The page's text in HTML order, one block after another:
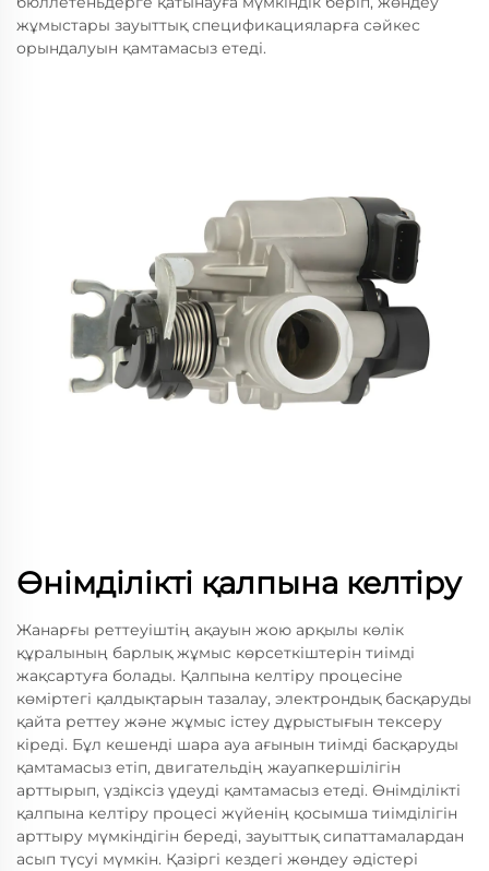
жұмыстары зауыттық спецификацияларға сәйкес
орындалуын қамтамасыз етеді.
Өнімділікті қалпына келтіру
Жанарғы реттеуіштің ақауын жою арқылы көлік
құралының барлық жұмыс көрсеткіштерін тиімді
жақсартуға болады. Қалпына келтіру процесіне
көміртегі қалдықтарын тазалау, электрондық басқаруды
қайта реттеу және жұмыс істеу дұрыстығын тексеру
кіреді. Бұл кешенді шара ауа ағынын тиімді басқаруды
қамтамасыз етіп, двигательдің жауапкершілігін
арттырып, үздіксіз үдеуді қамтамасыз етеді. Өнімділікті
қалпына келтіру процесі жүйенің қосымша тиімділігін
арттыру мүмкіндігін береді, зауыттық сипаттамалардан
асып түсуі мүмкін. Қазіргі кездегі жөндеу әдістері